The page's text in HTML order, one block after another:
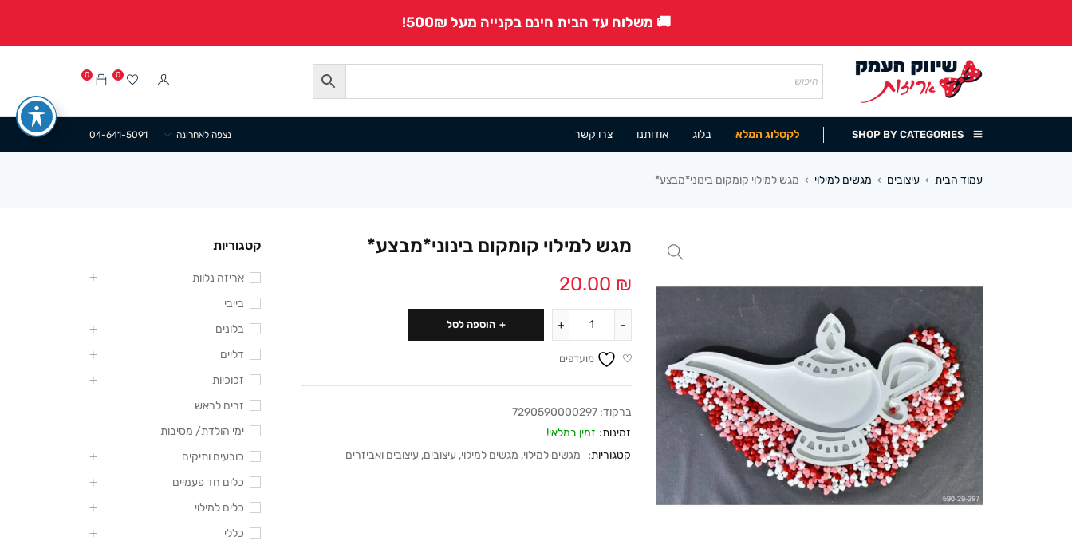
🚚 משלוח עד הבית חינם בקנייה מעל 500₪!
0 0
SHOP BY CATEGORIES לקטלוג המלא בלוג אודותנו צרו קשר 04-641-5091 נצפה לאחרונה
עמוד הבית › עיצובים › מגשים למילוי › מגש למילוי קומקום בינוני*מבצע*
מגש למילוי קומקום בינוני*מבצע*
20.00 ₪
הוספה לסל
מועדפים
ברקוד: 7290590000297
זמינות: זמין במלאי!
קטגוריות:
מגשים למילוי, מגשים למילוי, עיצובים, עיצובים ואביזרים
קטגוריות
אריזה נלוות
בייבי
בלונים
דליים
זכוכיות
זרים לראש
ימי הולדת/ מסיבות
כובעים ותיקים
כלים חד פעמיים
כלים למילוי
כללי